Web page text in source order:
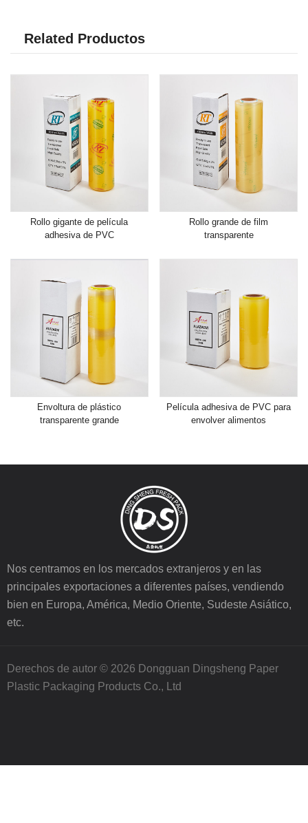
Related Productos
Rollo gigante de película
adhesiva de PVC
Rollo grande de film
transparente
Envoltura de plástico
transparente grande
Película adhesiva de PVC para
envolver alimentos
Nos centramos en los mercados extranjeros y en las
principales exportaciones a diferentes países, vendiendo
bien en Europa, América, Medio Oriente, Sudeste Asiático,
etc.
Derechos de autor © 2026 Dongguan Dingsheng Paper
Plastic Packaging Products Co., Ltd